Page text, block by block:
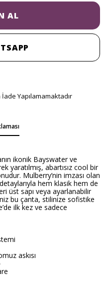
AL
Yapılamamaktadır
ikonik Bayswater ve
yaratılmış, abartısız cool bir
Mulberry’nin imzası olan
hem klasik hem de
üst sapı veya ayarlanabilir
bu çanta, stilinize sofistike
ilk kez ve sadece
askısı